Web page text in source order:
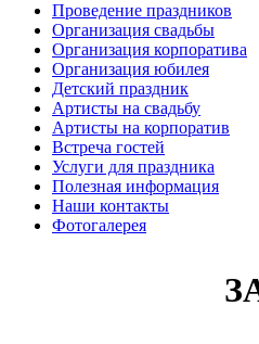
Проведение праздников
Организация свадьбы
Организация корпоратива
Организация юбилея
Детский праздник
Артисты на свадьбу
Артисты на корпоратив
Встреча гостей
Услуги для праздника
Полезная информация
Наши контакты
Фотогалерея